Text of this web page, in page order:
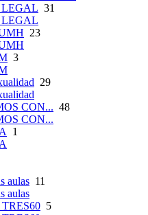
LEGAL 31
LEGAL
23
3
29
CON... 48
CON...
1
aulas 11
aulas
5